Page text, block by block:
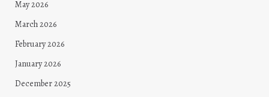
May 2026
March 2026
February 2026
January 2026
December 2025